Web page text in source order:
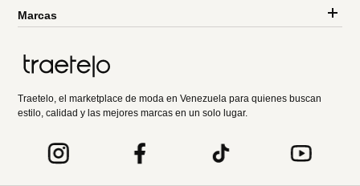
Marcas
Traetelo, el marketplace de moda en Venezuela para quienes buscan
estilo, calidad y las mejores marcas en un solo lugar.